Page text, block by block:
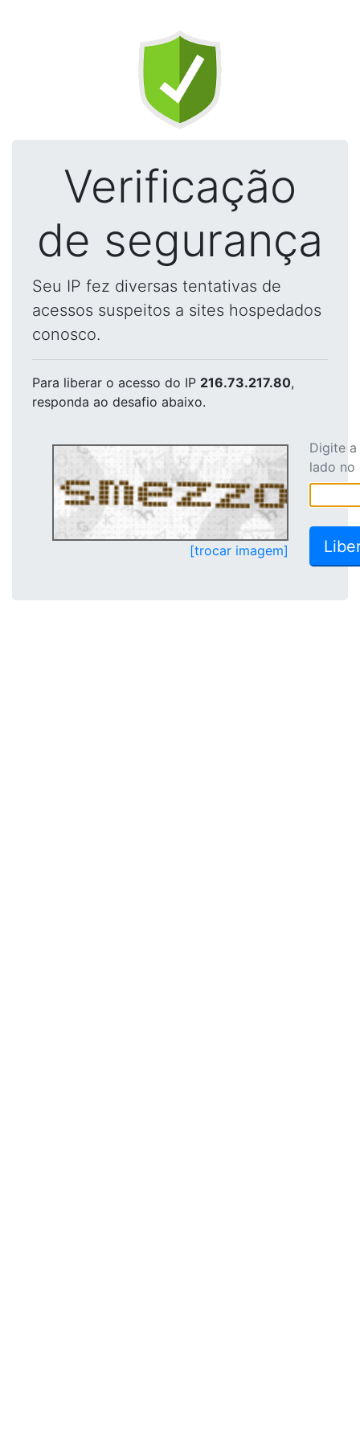
Verificação
de segurança
Seu IP fez diversas tentativas de
acessos suspeitos a sites hospedados
conosco.
Para liberar o acesso do IP 216.73.217.80,
responda ao desafio abaixo.
[trocar imagem]
Digite
lado no